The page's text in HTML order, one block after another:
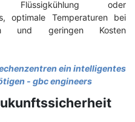
Flüssigkühlung oder
optimale Temperaturen bei
und geringen Kosten
ein intelligentes
- gbc engineers